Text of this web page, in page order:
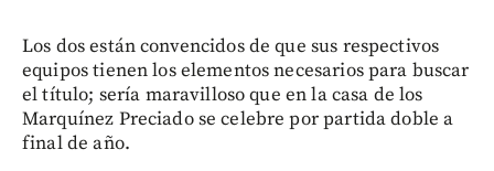
Los dos están convencidos de que sus respectivos
equipos tienen los elementos necesarios para buscar
el título; sería maravilloso que en la casa de los
Marquínez Preciado se celebre por partida doble a
final de año.